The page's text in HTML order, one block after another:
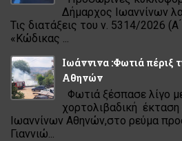
Δήμαρχος Ιωαννίνων
Τις διατάξεις του ν. 5314/2026
«Κώδικας ...
Ιωάννινα :Φωτιά πέριξ
Αθηνών
Φωτιά ξέσπασε λίγο
χορτολιβαδική
Ιωαννίνων Αθηνών,στο ρεύμα
Γιαννιώ...